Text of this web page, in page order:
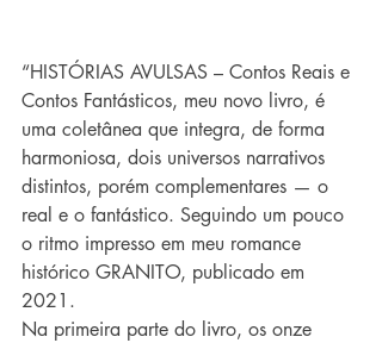
“HISTÓRIAS AVULSAS – Contos Reais e
Contos Fantásticos, meu novo livro, é
uma coletânea que integra, de forma
harmoniosa, dois universos narrativos
distintos, porém complementares — o
real e o fantástico. Seguindo um pouco
o ritmo impresso em meu romance
histórico GRANITO, publicado em
2021.
Na primeira parte do livro, os onze